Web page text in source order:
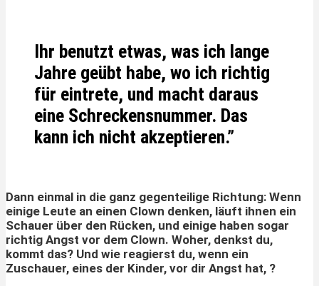
Ihr benutzt etwas, was ich lange
Jahre geübt habe, wo ich richtig
für eintrete, und macht daraus
eine Schreckensnummer. Das
kann ich nicht akzeptieren.”
Dann einmal in die ganz gegenteilige Richtung: Wenn
einige Leute an einen Clown denken, läuft ihnen ein
Schauer über den Rücken, und einige haben sogar
richtig Angst vor dem Clown. Woher, denkst du,
kommt das? Und wie reagierst du, wenn ein
Zuschauer, eines der Kinder, vor dir Angst hat, ?